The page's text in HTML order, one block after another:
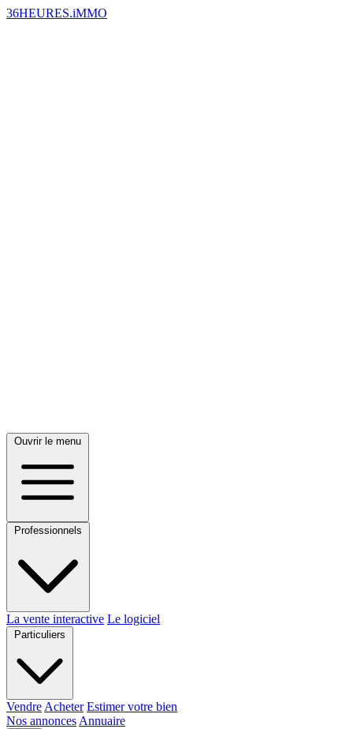
36HEURES.iMMO
Ouvrir le menu
Professionnels
La vente interactive Le logiciel
Particuliers
Vendre Acheter Estimer votre bien
Nos annonces Annuaire